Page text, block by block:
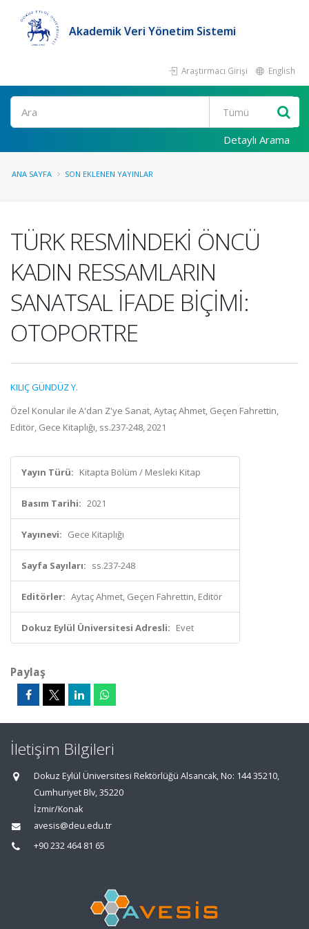
Akademik Veri Yönetim Sistemi
Araştırmacı Girişi English
Ara
Detaylı Arama
ANA SAYFA SON EKLENEN YAYINLAR
TÜRK RESMİNDEKİ ÖNCÜ
KADIN RESSAMLARIN
SANATSAL İFADE BİÇİMİ:
OTOPORTRE
KILIÇ GÜNDÜZ Y.
Özel Konular ile A'dan Z'ye Sanat, Aytaç Ahmet, Geçen Fahrettin,
Editör, Gece Kitaplığı, ss.237-248, 2021
Yayın Türü: Kitapta Bölüm / Mesleki Kitap
Basım Tarihi: 2021
Yayınevi: Gece Kitaplığı
Sayfa Sayıları: ss.237-248
Editörler: Aytaç Ahmet, Geçen Fahrettin, Editör
Dokuz Eylül Üniversitesi Adresli: Evet
Paylaş
İletişim Bilgileri
Dokuz Eylül Üniversitesi Rektörlüğü Alsancak, No: 144 35210,
Cumhuriyet Blv, 35220
İzmir/Konak
avesis@deu.edu.tr
+90 232 464 81 65